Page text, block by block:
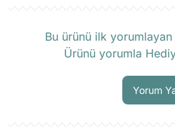
Bu ürünü ilk
Ürünü yorumla
Yorum